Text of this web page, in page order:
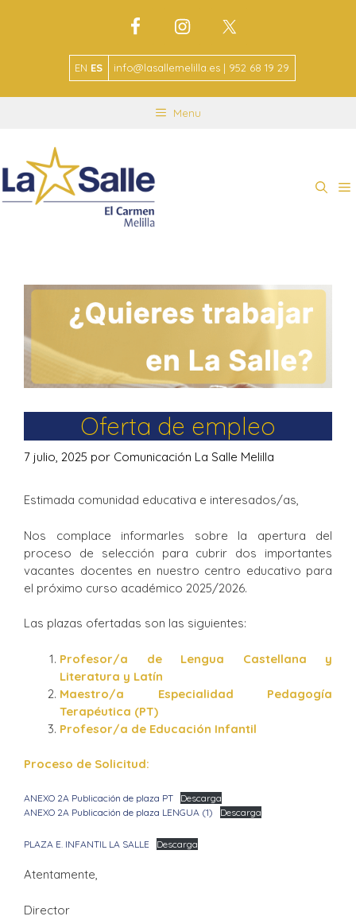
EN ES info@lasallemelilla.es | 952 68 19 29
Menu
Oferta de empleo
7 julio, 2025 por Comunicación La Salle Melilla
Estimada comunidad educativa e interesados/as,
Nos complace informarles sobre la apertura del
proceso de selección para cubrir dos importantes
vacantes docentes en nuestro centro educativo para
el próximo curso académico 2025/2026.
Las plazas ofertadas son las siguientes:
Profesor/a de Lengua Castellana y
Literatura y Latín
Maestro/a Especialidad Pedagogía
Terapéutica (PT)
Profesor/a de Educación Infantil
Proceso de Solicitud:
ANEXO 2A Publicación de plaza PT
Descarga
ANEXO 2A Publicación de plaza LENGUA (1)
Descarga
PLAZA E. INFANTIL LA SALLE Descarga
Atentamente,
Director